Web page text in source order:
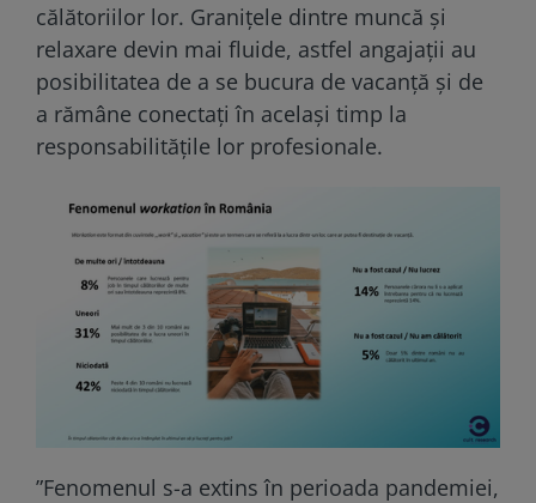
călătoriilor lor. Granițele dintre muncă și
relaxare devin mai fluide, astfel angajații au
posibilitatea de a se bucura de vacanță și de
a rămâne conectați în același timp la
responsabilitățile lor profesionale.
”Fenomenul s-a extins în perioada pandemiei,